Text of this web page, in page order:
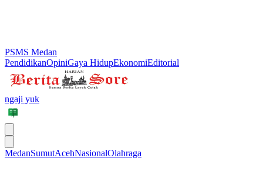
PSMS Medan
PendidikanOpiniGaya HidupEkonomiEditorial
ngaji yuk
MedanSumutAcehNasionalOlahraga